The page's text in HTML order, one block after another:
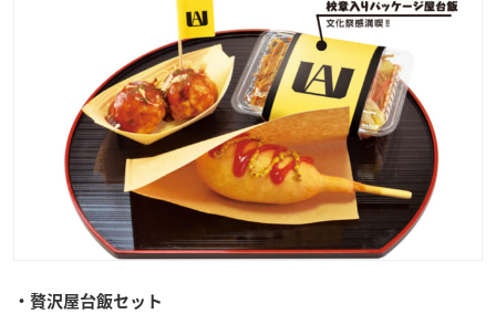
・贅沢屋台飯セット